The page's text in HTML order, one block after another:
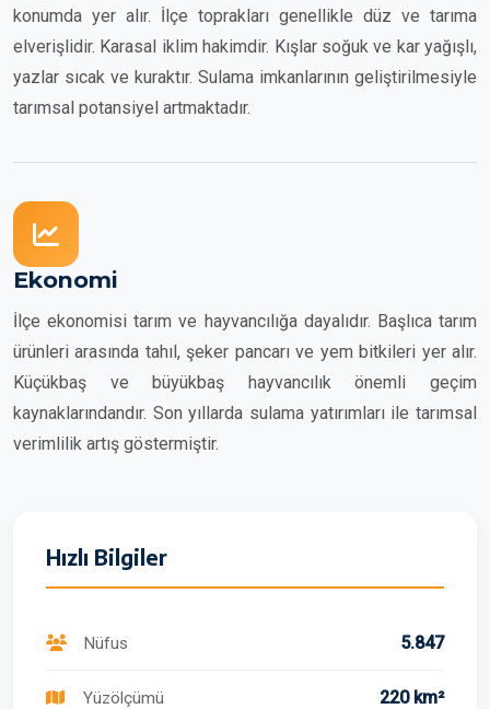
konumda yer alır. İlçe toprakları genellikle düz ve tarıma
elverişlidir. Karasal iklim hakimdir. Kışlar soğuk ve kar yağışlı,
yazlar sıcak ve kuraktır. Sulama imkanlarının geliştirilmesiyle
tarımsal potansiyel artmaktadır.
Ekonomi
İlçe ekonomisi tarım ve hayvancılığa dayalıdır. Başlıca tarım
ürünleri arasında tahıl, şeker pancarı ve yem bitkileri yer alır.
Küçükbaş ve büyükbaş hayvancılık önemli geçim
kaynaklarındandır. Son yıllarda sulama yatırımları ile tarımsal
verimlilik artış göstermiştir.
Hızlı Bilgiler
Nüfus 5.847
Yüzölçümü 220 km²